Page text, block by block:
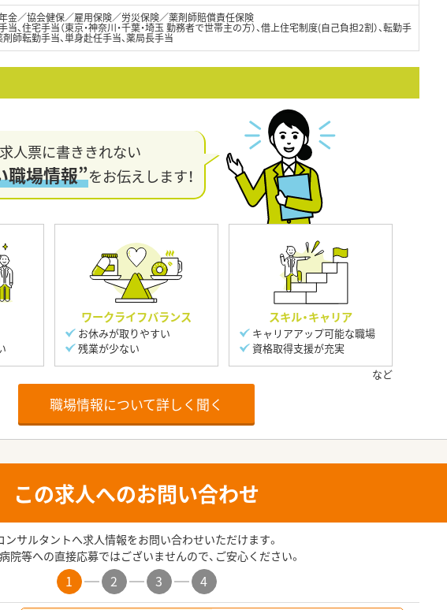
金／協会健保／雇用保険／労災保険／薬剤師賠償責任保険
当、住宅手当（東京・神奈川・千葉・埼玉 勤務者で世帯主の方）、借上住宅制度(自己負担2割）、転勤手
剤師転勤手当、単身赴任手当、薬局長手当
求人票に書ききれない
職場情報”をお伝えします！
ワークライフバランス
お休みが取りやすい
残業が少ない
スキル・キャリア
キャリアアップ可能な職場
資格取得支援が充実
職場情報について詳しく聞く
この求人へのお問い合わせ
ンサルタントへ求人情報をお問い合わせいただけます。
院等への直接応募ではございませんので、ご安心ください。
1 2 3 4